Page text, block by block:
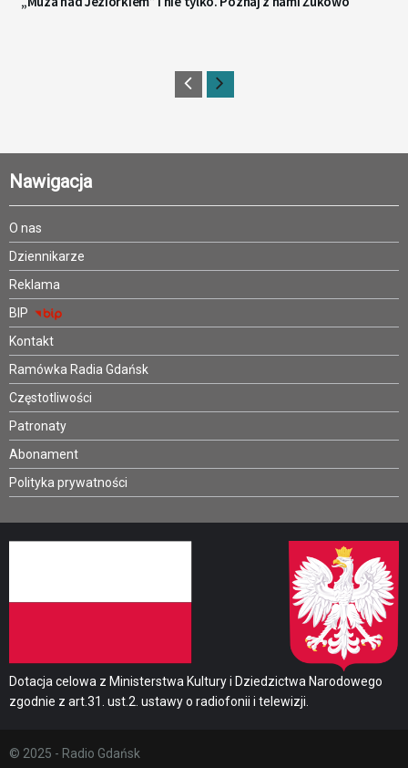
Nawigacja
O nas
Dziennikarze
Reklama
BIP
Kontakt
Ramówka Radia Gdańsk
Częstotliwości
Patronaty
Abonament
Polityka prywatności
Dotacja celowa z Ministerstwa Kultury i Dziedzictwa Narodowego
zgodnie z art.31. ust.2. ustawy o radiofonii i telewizji.
© 2025 - Radio Gdańsk